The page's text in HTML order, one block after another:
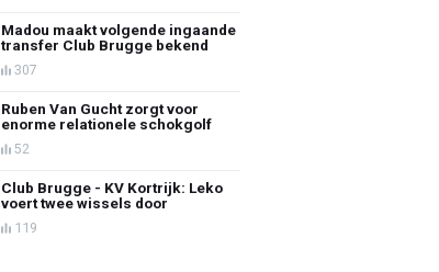
Madou maakt volgende ingaande
transfer Club Brugge bekend
307
Ruben Van Gucht zorgt voor
enorme relationele schokgolf
52
Club Brugge - KV Kortrijk: Leko
voert twee wissels door
119